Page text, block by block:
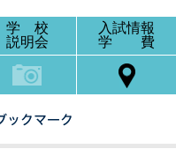
学 校
説明会
入試情報
学 費